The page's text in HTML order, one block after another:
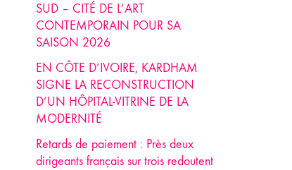
SUD – CITÉ DE L’ART
CONTEMPORAIN POUR SA
SAISON 2026
EN CÔTE D’IVOIRE, KARDHAM
SIGNE LA RECONSTRUCTION
D’UN HÔPITAL-VITRINE DE LA
MODERNITÉ
Retards de paiement : Près deux
dirigeants français sur trois redoutent